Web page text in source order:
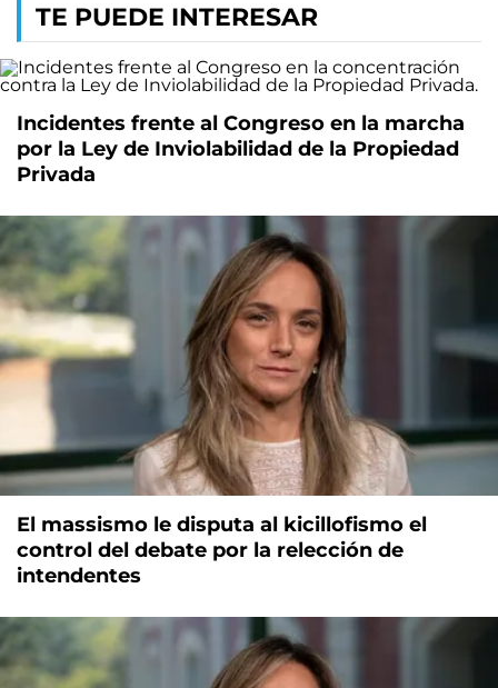
TE PUEDE INTERESAR
Incidentes frente al Congreso en la marcha
por la Ley de Inviolabilidad de la Propiedad
Privada
El massismo le disputa al kicillofismo el
control del debate por la relección de
intendentes